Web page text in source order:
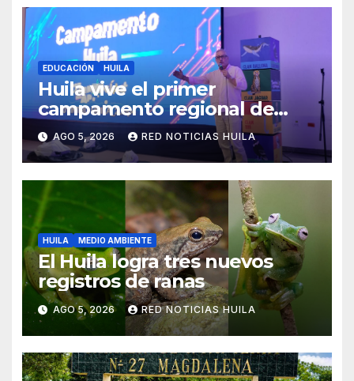
EDUCACIÓN HUILA
Huila vive el primer
campamento regional de
Tecnologías Para Aprender
AGO 5, 2026 RED NOTICIAS HUILA
HUILA MEDIO AMBIENTE
El Huila logra tres nuevos
registros de ranas
AGO 5, 2026 RED NOTICIAS HUILA